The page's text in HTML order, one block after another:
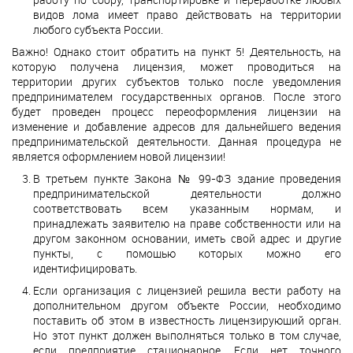
видов лома имеет право действовать на территории
любого субъекта России.
Важно! Однако стоит обратить на пункт 5! Деятельность, на
которую получена лицензия, может проводиться на
территории других субъектов только после уведомления
предпринимателем государственных органов. После этого
будет проведен процесс переоформления лицензии на
изменение и добавление адресов для дальнейшего ведения
предпринимательской деятельности. Данная процедура не
является оформлением новой лицензии!
В третьем пункте Закона № 99-ФЗ здание проведения
предпринимательской деятельности должно
соответствовать всем указанным нормам, и
принадлежать заявителю на праве собственности или на
другом законном основании, иметь свой адрес и другие
пункты, с помощью которых можно его
идентифицировать.
Если организация с лицензией решила вести работу на
дополнительном другом объекте России, необходимо
поставить об этом в известность лицензирующий орган.
Но этот пункт должен выполняться только в том случае,